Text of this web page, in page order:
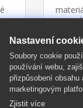
část 3
7
-45%
Nastavení
Soubory cookie
používání webu,
přizpůsobení obsahu
marketingovým
Zjistit více